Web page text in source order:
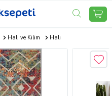
Halı ve Kilim Halı